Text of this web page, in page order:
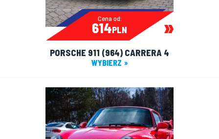
Cena od:
614PLN
PORSCHE 911 (964) CARRERA 4
WYBIERZ